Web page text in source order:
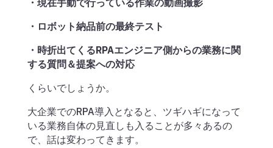
・ロボット納品前の最終テスト
・時折出てくるRPAエンジニア側からの業務に関
する質問＆提案への対応
くらいでしょうか。
大企業でのRPA導入となると、ツギハギになって
いる業務自体の見直しも入ることが多々あるの
で、話は変わってきます。